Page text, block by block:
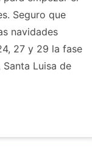
Seguro que
navidades
27 y 29 la fase
Luisa de